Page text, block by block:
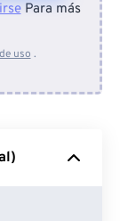
Para más
uso .